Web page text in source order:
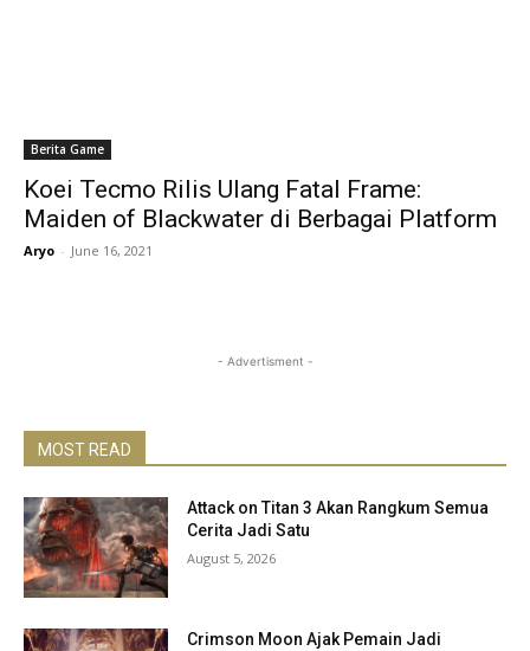
Berita Game
Koei Tecmo Rilis Ulang Fatal Frame:
Maiden of Blackwater di Berbagai Platform
Aryo - June 16, 2021
- Advertisment -
MOST READ
Attack on Titan 3 Akan Rangkum Semua
Cerita Jadi Satu
August 5, 2026
Crimson Moon Ajak Pemain Jadi